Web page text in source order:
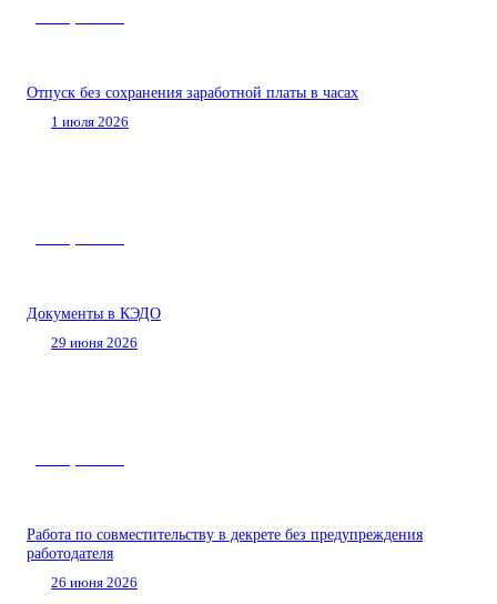
Отпуск без сохранения заработной платы в часах
1 июля 2026
Документы в КЭДО
29 июня 2026
Работа по совместительству в декрете без предупреждения
работодателя
26 июня 2026